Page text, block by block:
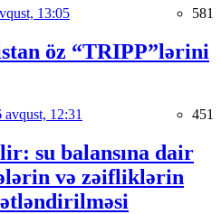
13:05 581
öz “TRIPP”lərini
avqust, 12:31 451
su balansına dair
və zəifliklərin